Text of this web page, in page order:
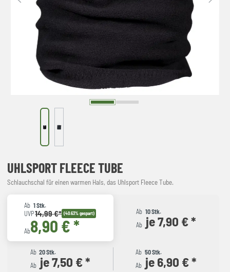
UHLSPORT FLEECE TUBE
Schlauchschal für einen warmen Hals, das Uhlsport Fleece Tube.
Ab 1 Stk.
UVP14,99 €* (40.63% gespart)
Ab8,90 € *
Ab 10 Stk.
Ab je 7,90 € *
Ab 20 Stk.
Ab je 7,50 € *
Ab 50 Stk.
Ab je 6,90 € *